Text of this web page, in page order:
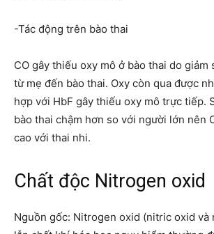
-Tác động trên bào thai
CO gây thiếu oxy mô ở bào thai do giảm
từ mẹ đến bào thai. Oxy còn qua được
hợp với HbF gây thiếu oxy mô trực tiếp.
bào thai chậm hơn so với người lớn nên
cao với thai nhi.
Chất độc Nitrogen oxid
Nguồn gốc: Nitrogen oxid (nitric oxid và